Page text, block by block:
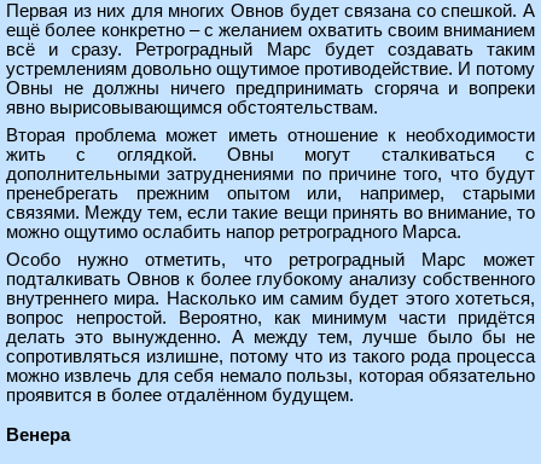
Первая из них для многих Овнов будет связана со спешкой. А
ещё более конкретно – с желанием охватить своим вниманием
всё и сразу. Ретроградный Марс будет создавать таким
устремлениям довольно ощутимое противодействие. И потому
Овны не должны ничего предпринимать сгоряча и вопреки
явно вырисовывающимся обстоятельствам.
Вторая проблема может иметь отношение к необходимости
жить с оглядкой. Овны могут сталкиваться с
дополнительными затруднениями по причине того, что будут
пренебрегать прежним опытом или, например, старыми
связями. Между тем, если такие вещи принять во внимание, то
можно ощутимо ослабить напор ретроградного Марса.
Особо нужно отметить, что ретроградный Марс может
подталкивать Овнов к более глубокому анализу собственного
внутреннего мира. Насколько им самим будет этого хотеться,
вопрос непростой. Вероятно, как минимум части придётся
делать это вынужденно. А между тем, лучше было бы не
сопротивляться излишне, потому что из такого рода процесса
можно извлечь для себя немало пользы, которая обязательно
проявится в более отдалённом будущем.
Венера